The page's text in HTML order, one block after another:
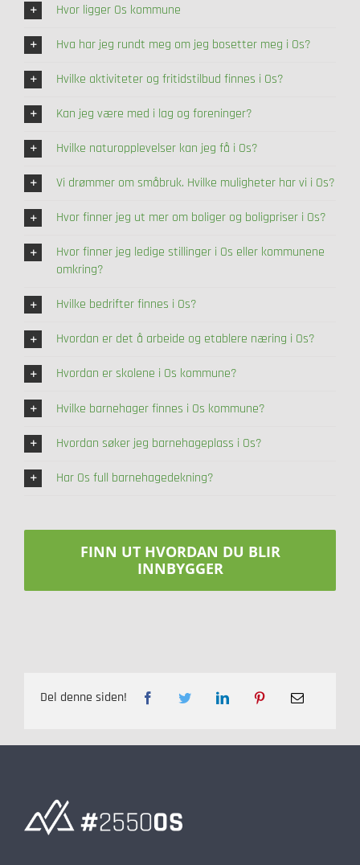
Hvor ligger Os kommune
Hva har jeg rundt meg om jeg bosetter meg i Os?
Hvilke aktiviteter og fritidstilbud finnes i Os?
Kan jeg være med i lag og foreninger?
Hvilke naturopplevelser kan jeg få i Os?
Vi drømmer om småbruk. Hvilke muligheter har vi i Os?
Hvor finner jeg ut mer om boliger og boligpriser i Os?
Hvor finner jeg ledige stillinger i Os eller kommunene
omkring?
Hvilke bedrifter finnes i Os?
Hvordan er det å arbeide og etablere næring i Os?
Hvordan er skolene i Os kommune?
Hvilke barnehager finnes i Os kommune?
Hvordan søker jeg barnehageplass i Os?
Har Os full barnehagedekning?
FINN UT HVORDAN DU BLIR
INNBYGGER
Del denne siden!